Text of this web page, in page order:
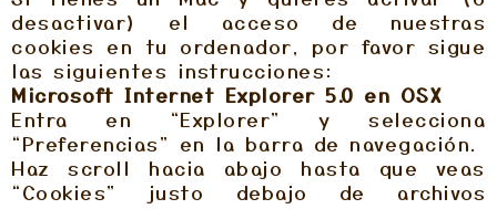
desactivar) el acceso de nuestras
cookies en tu ordenador, por favor sigue
las siguientes instrucciones:
Microsoft Internet Explorer 5.0 en OSX
Entra en “Explorer” y selecciona
“Preferencias” en la barra de navegación.
Haz scroll hacia abajo hasta que veas
“Cookies” justo debajo de archivos